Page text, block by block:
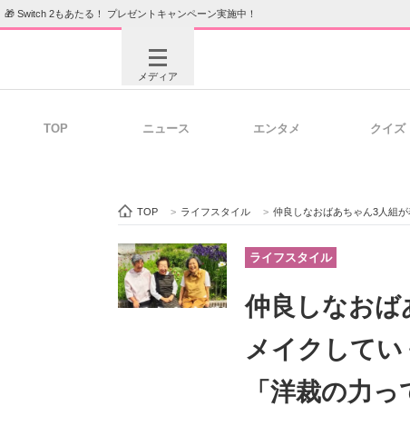
🎁 Switch 2もあたる！ プレゼントキャンペーン実施中！
メディア
ビジネスと働き方のヒント
TOP ニュース エンタメ クイズ
TOP > ライフスタイル > 仲良しなおばあちゃん3人組が着
ライフスタイル
仲良しなおば
メイクして
「洋裁の力